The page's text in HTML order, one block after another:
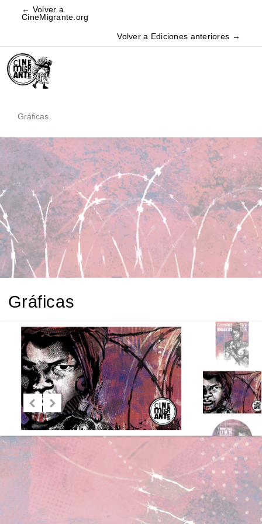
← Volver a
CineMigrante.org
Volver a Ediciones anteriores →
Gráficas
Gráficas